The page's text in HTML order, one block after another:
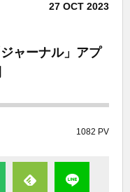
27 OCT 2023
ャーナル」アプ
1082 PV